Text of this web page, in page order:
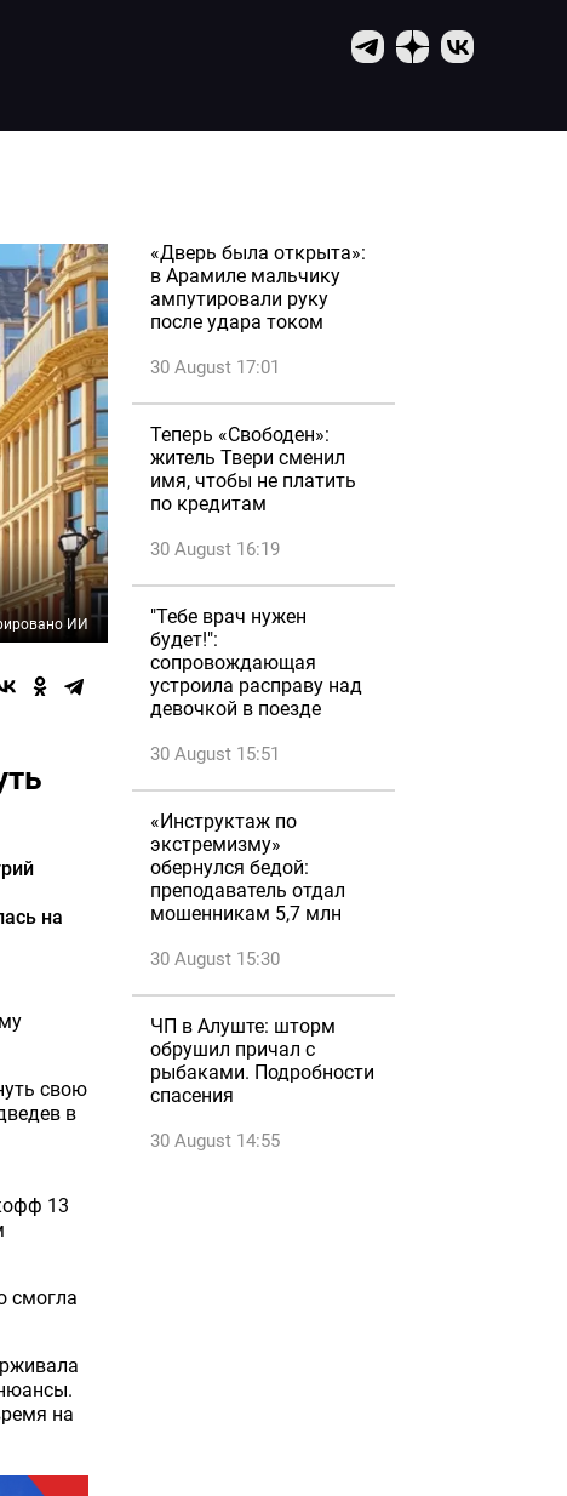
ИИ
на
свою
в
13
смогла
на
«Дверь была открыта»:
в Арамиле мальчику
ампутировали руку
после удара током
30 August 17:01
Теперь «Свободен»:
житель Твери сменил
имя, чтобы не платить
по кредитам
30 August 16:19
"Тебе врач нужен
будет!":
сопровождающая
устроила расправу над
девочкой в поезде
30 August 15:51
«Инструктаж по
экстремизму»
обернулся бедой:
преподаватель отдал
мошенникам 5,7 млн
30 August 15:30
ЧП в Алуште: шторм
обрушил причал с
рыбаками. Подробности
спасения
30 August 14:55